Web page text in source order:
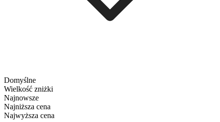
Domyślne
Wielkość zniżki
Najnowsze
Najniższa cena
Najwyższa cena